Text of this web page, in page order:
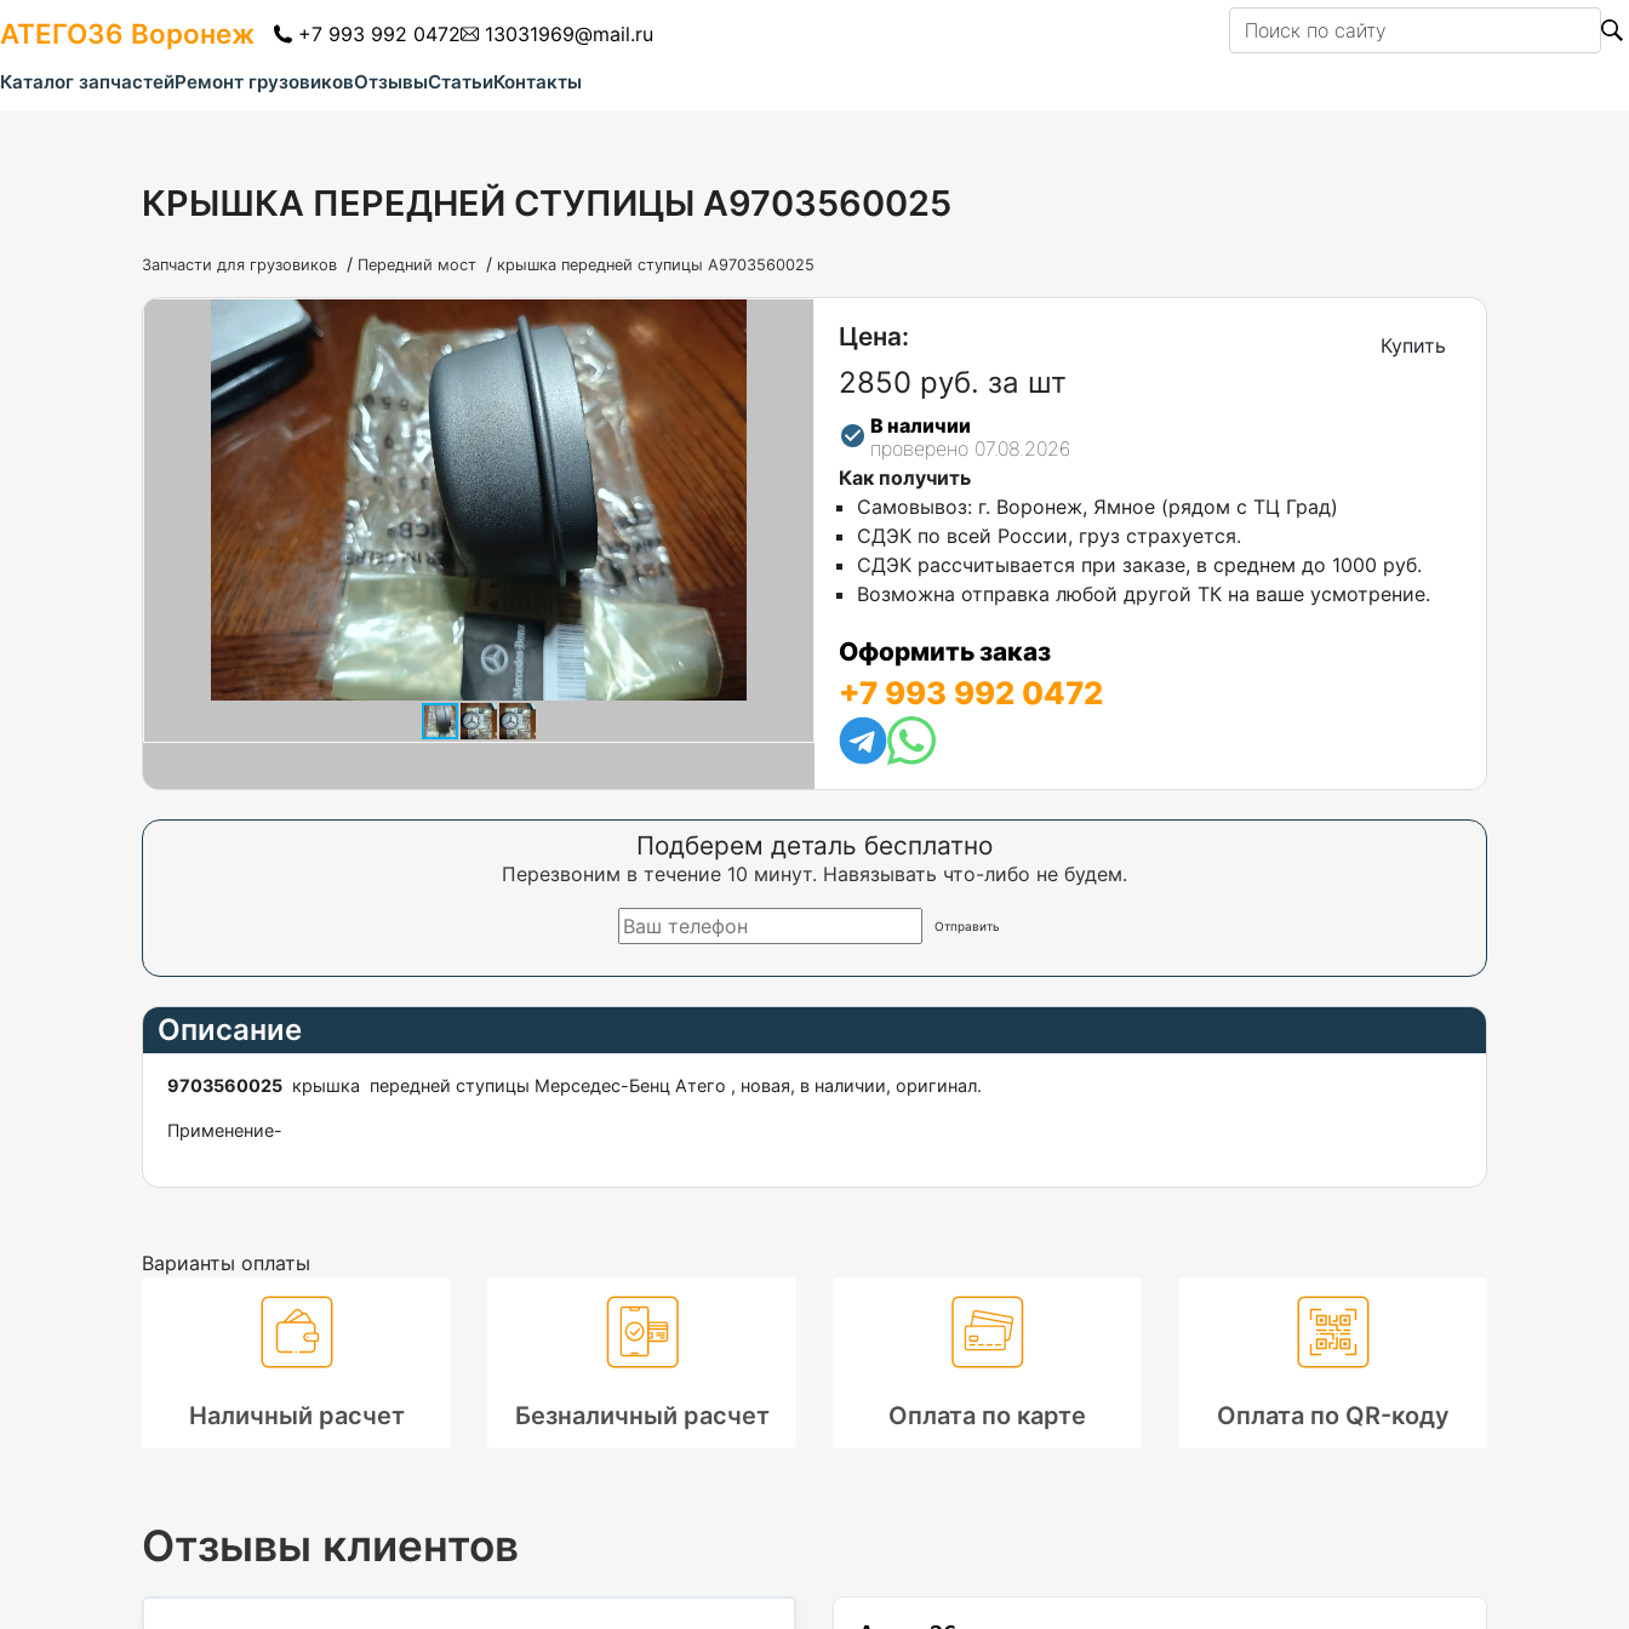
АТЕГО36 Воронеж +7 993 992 0472 13031969@mail.ru
Каталог запчастейРемонт грузовиковОтзывыСтатьиКонтакты
КРЫШКА ПЕРЕДНЕЙ СТУПИЦЫ A9703560025
Запчасти для грузовиков / Передний мост / крышка передней ступицы A9703560025
Цена:
2850 руб. за шт
В наличии
проверено 07.08.2026
Купить
Как получить
Самовывоз: г. Воронеж, Ямное (рядом с ТЦ Град)
СДЭК по всей России, груз страхуется.
СДЭК рассчитывается при заказе, в среднем до 1000 руб.
Возможна отправка любой другой ТК на ваше усмотрение.
Оформить заказ
+7 993 992 0472
Подберем деталь бесплатно
Перезвоним в течение 10 минут. Навязывать что-либо не будем.
Описание
9703560025 крышка передней ступицы Мерседес-Бенц Атего , новая, в наличии, оригинал.
Применение-
Варианты оплаты
Наличный расчет Безналичный расчет Оплата по карте Оплата по QR-коду
Отзывы клиентов